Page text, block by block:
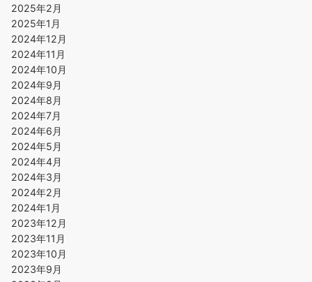
2025年2月
2025年1月
2024年12月
2024年11月
2024年10月
2024年9月
2024年8月
2024年7月
2024年6月
2024年5月
2024年4月
2024年3月
2024年2月
2024年1月
2023年12月
2023年11月
2023年10月
2023年9月